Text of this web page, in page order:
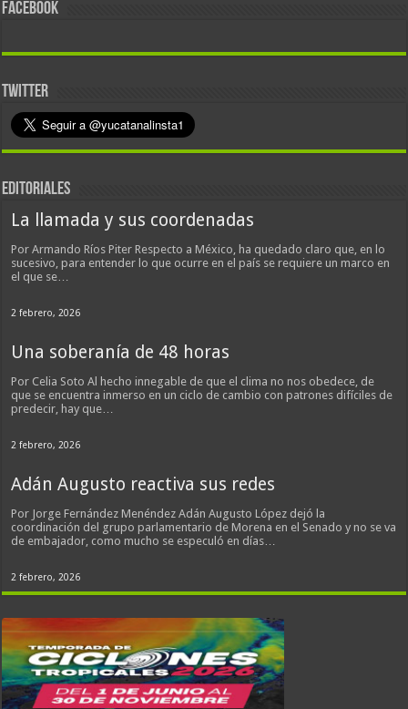
FACEBOOK
TWITTER
EDITORIALES
La llamada y sus coordenadas
Por Armando Ríos Piter Respecto a México, ha quedado claro que, en lo
sucesivo, para entender lo que ocurre en el país se requiere un marco en
el que se…
2 febrero, 2026
Una soberanía de 48 horas
Por Celia Soto Al hecho innegable de que el clima no nos obedece, de
que se encuentra inmerso en un ciclo de cambio con patrones difíciles de
predecir, hay que…
2 febrero, 2026
Adán Augusto reactiva sus redes
Por Jorge Fernández Menéndez Adán Augusto López dejó la
coordinación del grupo parlamentario de Morena en el Senado y no se va
de embajador, como mucho se especuló en días…
2 febrero, 2026